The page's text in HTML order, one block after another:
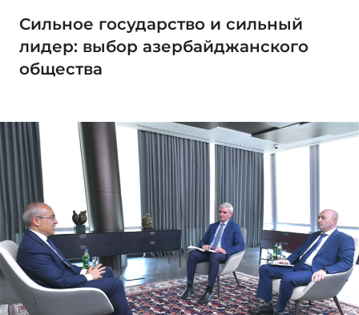
Сильное государство и сильный
лидер: выбор азербайджанского
общества